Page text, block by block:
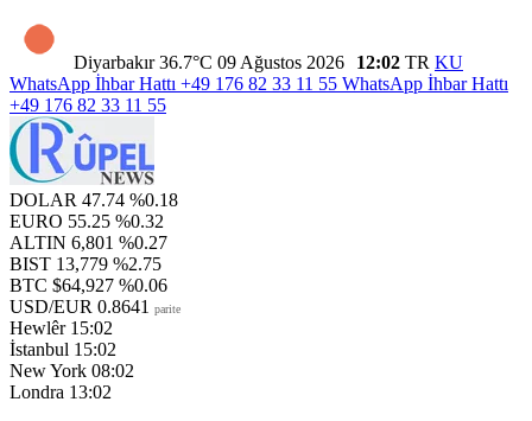
Diyarbakır 36.7°C 09 Ağustos 2026 12:02 TR KU
WhatsApp İhbar Hattı +49 176 82 33 11 55 WhatsApp İhbar Hattı
+49 176 82 33 11 55
DOLAR 47.74 %0.18
EURO 55.25 %0.32
ALTIN 6,801 %0.27
BIST 13,779 %2.75
BTC $64,927 %0.06
USD/EUR 0.8641 parite
Hewlêr 15:02
İstanbul 15:02
New York 08:02
Londra 13:02